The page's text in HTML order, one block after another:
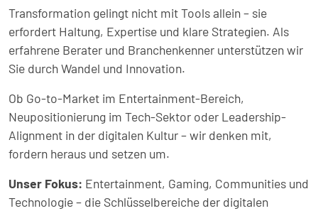
Transformation gelingt nicht mit Tools allein – sie
erfordert Haltung, Expertise und klare Strategien. Als
erfahrene Berater und Branchenkenner unterstützen wir
Sie durch Wandel und Innovation.
Ob Go-to-Market im Entertainment-Bereich,
Neupositionierung im Tech-Sektor oder Leadership-
Alignment in der digitalen Kultur – wir denken mit,
fordern heraus und setzen um.
Unser Fokus: Entertainment, Gaming, Communities und
Technologie – die Schlüsselbereiche der digitalen